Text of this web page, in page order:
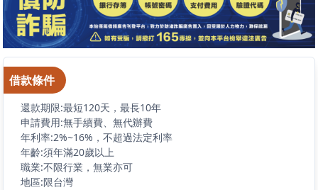
借款條件
還款期限:最短120天，最長10年
申請費用:無手續費、無代辦費
年利率:2%~16%，不超過法定利率
年齡:須年滿20歲以上
職業:不限行業，無業亦可
地區:限台灣